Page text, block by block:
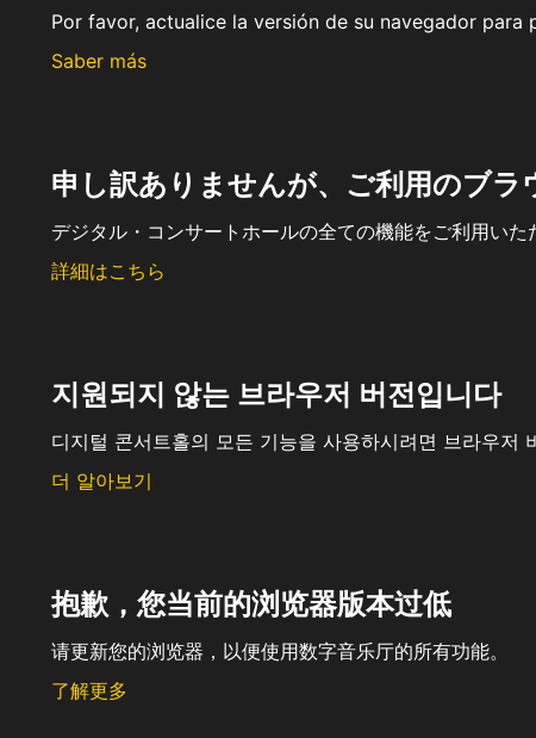
Por favor, actualice la versión de su navegador
Saber más
申し訳ありませんが、ご利用のブ
デジタル・コンサートホールの全ての機能をご利用い
詳細はこちら
지원되지 않는 브라우저 버전입니다
디지털 콘서트홀의 모든 기능을 사용하시려면 브라우저
더 알아보기
抱歉，您当前的浏览器版本过低
请更新您的浏览器，以便使用数字音乐厅的所有功能。
了解更多